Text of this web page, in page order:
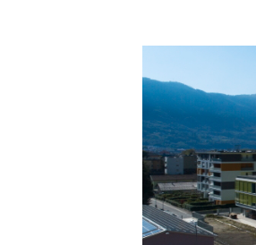
–
Istituto
di
Ricerca
in
Biomedicina
Bellinzona